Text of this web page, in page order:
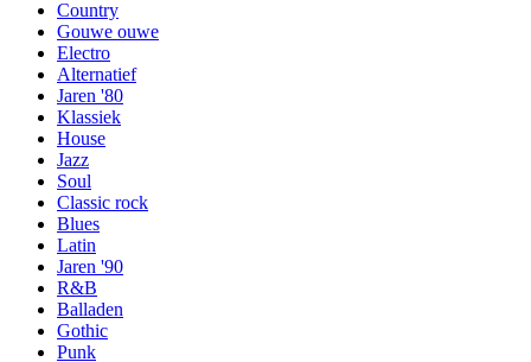
Country
Gouwe ouwe
Electro
Alternatief
Jaren '80
Klassiek
House
Jazz
Soul
Classic rock
Blues
Latin
Jaren '90
R&B
Balladen
Gothic
Punk